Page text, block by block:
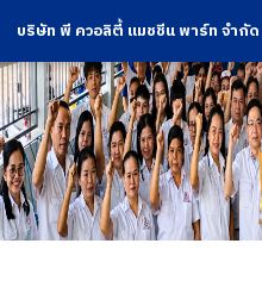
บริษัท พี ควอลิตี้ แมชชีน พาร์ท จำกัด